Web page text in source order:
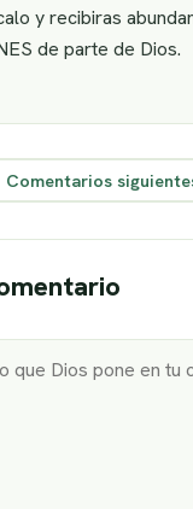
y recibiras
de parte de Dios.
Comentarios